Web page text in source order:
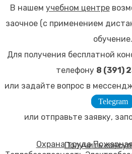
В нашем учебном центре
заочное (с применением
обучение.
Для получения бесплатной
телефону 8 (391)
или задайте вопрос в
Telegram
или отправьте заявку,
Получить
Охрана труда